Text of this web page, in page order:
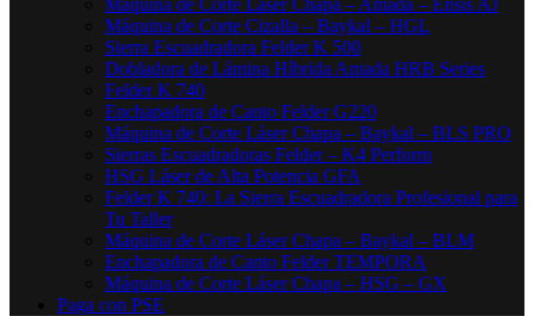
Máquina de Corte Láser Chapa – Amada – Ensis AJ
Máquina de Corte Cizalla – Baykal – HGL
Sierra Escuadradora Felder K 500
Dobladora de Lámina Híbrida Amada HRB Series
Felder K 740
Enchapadora de Canto Felder G220
Máquina de Corte Láser Chapa – Baykal – BLS PRO
Sierras Escuadradoras Felder – K4 Perform
HSG Láser de Alta Potencia GFA
Felder K 740: La Sierra Escuadradora Profesional para
Tu Taller
Máquina de Corte Láser Chapa – Baykal – BLM
Enchapadora de Canto Felder TEMPORA
Máquina de Corte Láser Chapa – HSG – GX
Paga con PSE